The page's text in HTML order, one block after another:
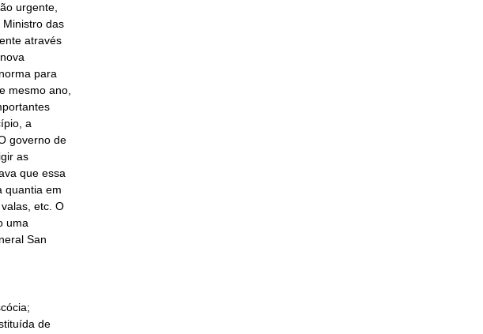
urgente,
das
através
para
mesmo ano,
a
governo de
as
que essa
quantia em
etc. O
uma
San
de